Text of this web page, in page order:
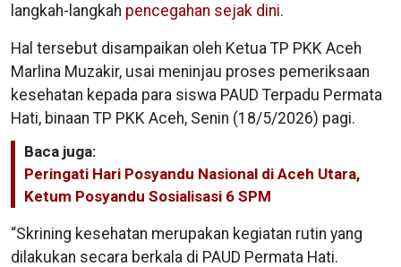
langkah-langkah pencegahan sejak dini.
Hal tersebut disampaikan oleh Ketua TP PKK Aceh
Marlina Muzakir, usai meninjau proses pemeriksaan
kesehatan kepada para siswa PAUD Terpadu Permata
Hati, binaan TP PKK Aceh, Senin (18/5/2026) pagi.
Baca juga:
Peringati Hari Posyandu Nasional di Aceh Utara,
Ketum Posyandu Sosialisasi 6 SPM
“Skrining kesehatan merupakan kegiatan rutin yang
dilakukan secara berkala di PAUD Permata Hati.